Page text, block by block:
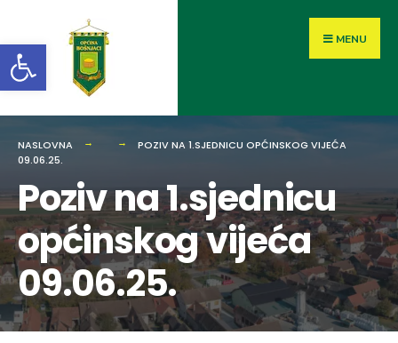
Open toolbar MENU
NASLOVNA
POZIV NA 1.SJEDNICU OPĆINSKOG VIJEĆA
09.06.25.
Poziv na 1.sjednicu
općinskog vijeća
09.06.25.